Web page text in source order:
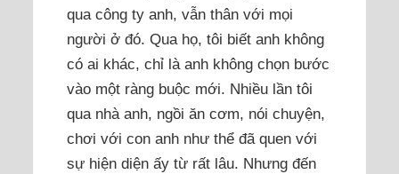
qua công ty anh, vẫn thân với mọi
người ở đó. Qua họ, tôi biết anh không
có ai khác, chỉ là anh không chọn bước
vào một ràng buộc mới. Nhiều lần tôi
qua nhà anh, ngồi ăn cơm, nói chuyện,
chơi với con anh như thể đã quen với
sự hiện diện ấy từ rất lâu. Nhưng đến